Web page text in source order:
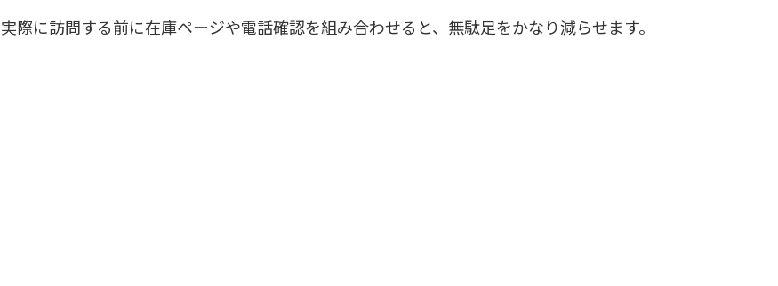
実際に訪問する前に在庫ページや電話確認を組み合わせると、無駄足をかなり減らせます。